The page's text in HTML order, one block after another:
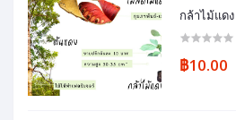
กล้าไม้แดง
฿10.00